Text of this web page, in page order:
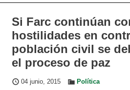
Si Farc continúan
hostilidades en
población civil se
el proceso de paz
04 junio, 2015 Política